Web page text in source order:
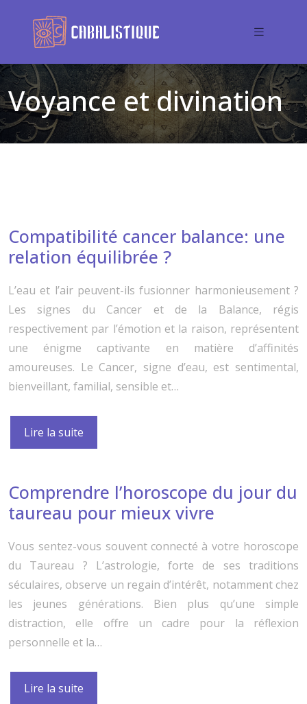
Voyance et divination
Compatibilité cancer balance: une
relation équilibrée ?
L’eau et l’air peuvent-ils fusionner harmonieusement ?
Les signes du Cancer et de la Balance, régis
respectivement par l’émotion et la raison, représentent
une énigme captivante en matière d’affinités
amoureuses. Le Cancer, signe d’eau, est sentimental,
bienveillant, familial, sensible et…
Lire la suite
Comprendre l’horoscope du jour du
taureau pour mieux vivre
Vous sentez-vous souvent connecté à votre horoscope
du Taureau ? L’astrologie, forte de ses traditions
séculaires, observe un regain d’intérêt, notamment chez
les jeunes générations. Bien plus qu’une simple
distraction, elle offre un cadre pour la réflexion
personnelle et la…
Lire la suite